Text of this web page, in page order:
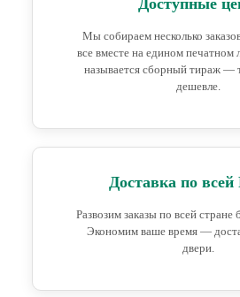
Доступные
Мы собираем несколько
все вместе на едином печатном
называется сборный тираж —
дешевле.
Доставка по всей
Развозим заказы по всей стране
Экономим ваше время —
двери.